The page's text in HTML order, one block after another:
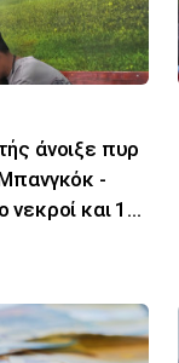
άνοιξε πυρ
-
νεκροί και 15